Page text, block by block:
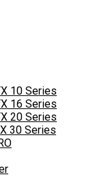
10 Series
16 Series
20 Series
30 Series